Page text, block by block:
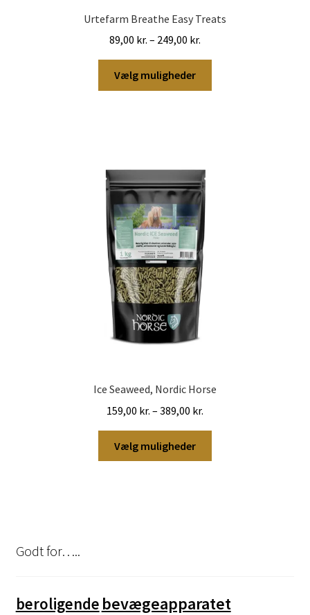
Urtefarm Breathe Easy Treats
89,00 kr. – 249,00 kr.
89,00 kr.
249,00 kr.
Vælg muligheder
Ice Seaweed, Nordic Horse
159,00 kr. – 389,00 kr.
389,00 kr.
Vælg muligheder
Godt for…..
beroligende bevægeapparatet